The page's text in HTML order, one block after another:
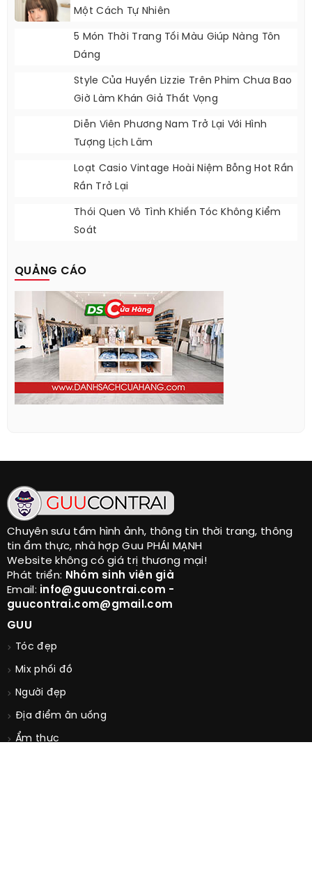
Một Cách Tự Nhiên
5 Món Thời Trang Tối Màu Giúp Nàng Tôn
Dáng
Style Của Huyền Lizzie Trên Phim Chưa Bao
Giờ Làm Khán Giả Thất Vọng
Diễn Viên Phương Nam Trở Lại Với Hình
Tượng Lịch Lãm
Loạt Casio Vintage Hoài Niệm Bỗng Hot Rần
Rần Trở Lại
Thói Quen Vô Tình Khiến Tóc Không Kiểm
Soát
QUẢNG CÁO
Chuyên sưu tầm hình ảnh, thông tin thời trang, thông
tin ẩm thực, nhà hợp Guu PHÁI MẠNH
Website không có giá trị thương mại!
Phát triển: Nhóm sinh viên già
Email: info@guucontrai.com -
guucontrai.com@gmail.com
GUU
Tóc đẹp
Mix phối đồ
Người đẹp
Địa điểm ăn uống
Ẩm thực